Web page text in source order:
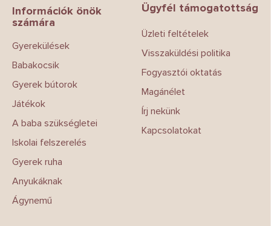
Információk önök
számára
Gyerekülések
Babakocsik
Gyerek bútorok
Játékok
A baba szükségletei
Iskolai felszerelés
Gyerek ruha
Anyukáknak
Ágynemű
Ügyfél támogatottság
Üzleti feltételek
Visszaküldési politika
Fogyasztói oktatás
Magánélet
Írj nekünk
Kapcsolatokat